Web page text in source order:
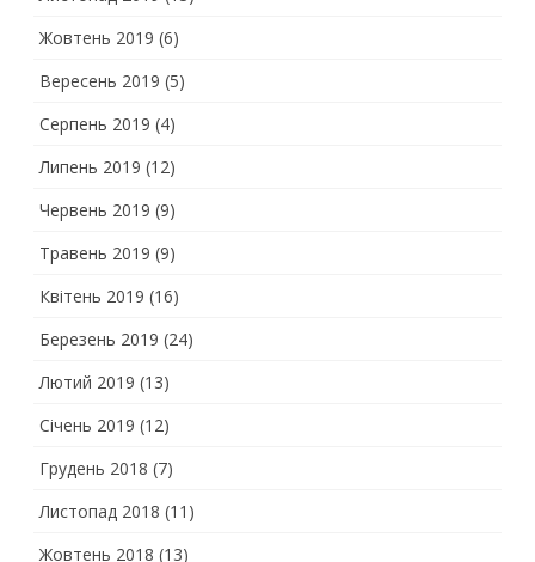
Жовтень 2019 (6)
Вересень 2019 (5)
Серпень 2019 (4)
Липень 2019 (12)
Червень 2019 (9)
Травень 2019 (9)
Квітень 2019 (16)
Березень 2019 (24)
Лютий 2019 (13)
Січень 2019 (12)
Грудень 2018 (7)
Листопад 2018 (11)
Жовтень 2018 (13)